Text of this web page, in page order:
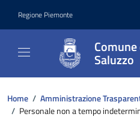
Regione Piemonte
Saluzzo
Home / Amministrazione
/ Personale non a tempo